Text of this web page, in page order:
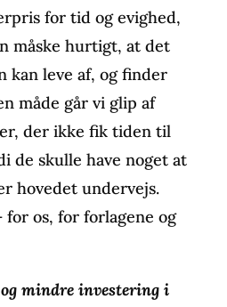
for tid og evighed,
måske hurtigt, at det
kan leve af, og finder
måde går vi glip af
der ikke fik tiden til
de skulle have noget at
hovedet undervejs.
os, for forlagene og
mindre investering i